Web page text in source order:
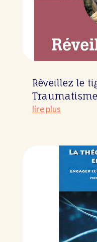
Réveillez le
Traumatisme
lire plus